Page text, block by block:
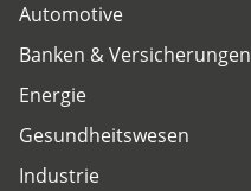
Automotive
Banken & Versicherungen
Energie
Gesundheitswesen
Industrie